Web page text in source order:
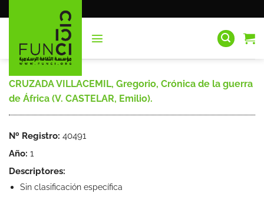
al
CRUZADA VILLACEMIL, Gregorio, Crónica de la guerra
de África (V. CASTELAR, Emilio).
Nº Registro: 40491
Año: 1
Descriptores:
Sin clasificación específica